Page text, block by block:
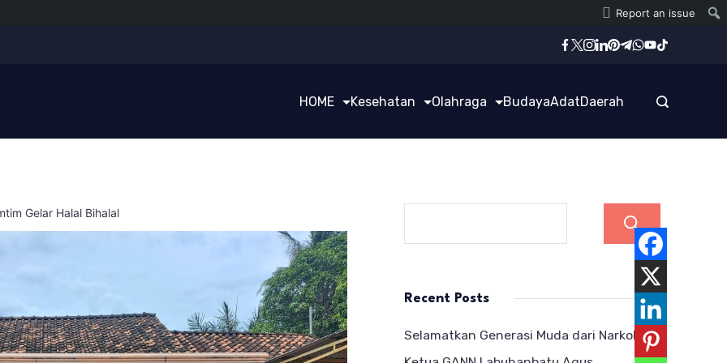
Report an issue
HOME Kesehatan Olahraga BudayaAdatDaerah
Gelar Halal Bihalal
Recent Posts
Selamatkan Generasi Muda dari Narkoba,